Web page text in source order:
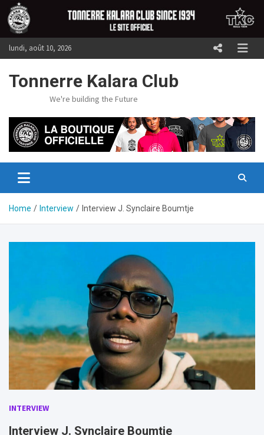
Skip
content
lundi, août 10, 2026
Tonnerre Kalara Club
We're building the Future
Home Interview Interview J. Synclaire Boumtje
INTERVIEW
Interview J. Synclaire Boumtje